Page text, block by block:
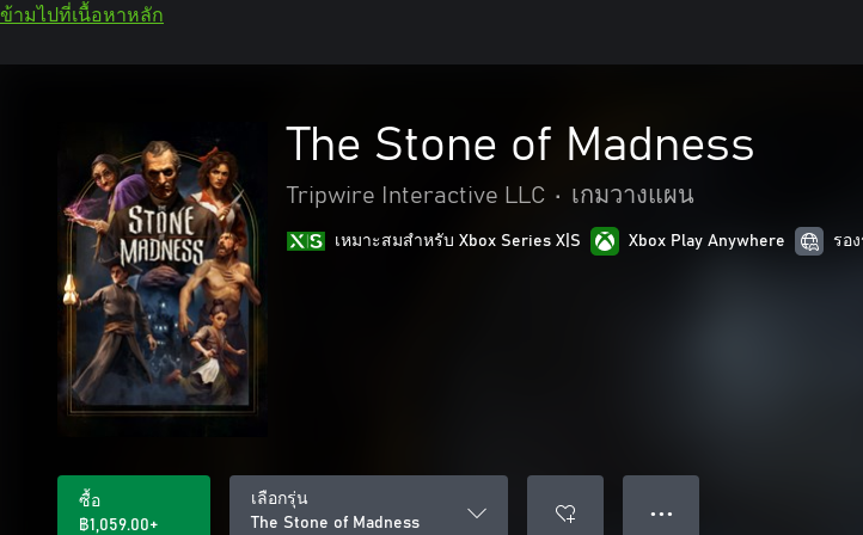
ข้ามไปที่เนื้อหาหลัก
The Stone of Madness
Tripwire Interactive LLC • เกมวางแผน
เหมาะสมสําหรับ Xbox Series X|S Xbox Play Anywhere รอ
ซื้อ
฿1,059.00+
เลือกรุ่น
The Stone of Madness
● ● ●